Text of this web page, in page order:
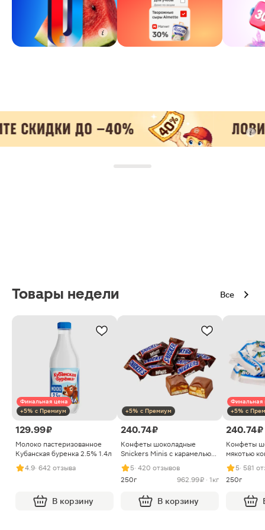
Товары недели Все
Финальная цена
+5% с Премиум
129.99 ₽
Молоко пастеризованное
Кубанская буренка 2.5% 1.4л
4.9· 642 отзыва
В корзину
+5% с Премиум
240.74 ₽
Конфеты шоколадные
Snickers Minis с карамелью
арахисом и нугой
5· 420 отзывов
250г
962.99 ₽ · 1кг
В корзину
Финальная
+5% с
240.74 ₽
Конфеты
мякотью
5· 581
250г